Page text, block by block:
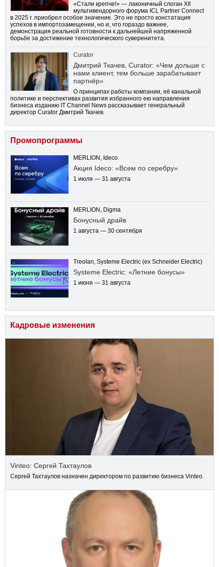
«Стали крепче!» — лаконичный слоган XII
мультивендорного форума ICL Partner Connect
в 2025 г. приобрел особое значение. Это не просто констатация
успехов в импортозамещении, но и, что гораздо важнее,
демонстрация реальной готовности к дальнейшей напряженной
борьбе за достижение технологического суверенитета.
Curator
Дмитрий Ткачев, Curator: «Чем дольше с
нами клиент, тем больше зарабатывает
партнёр»
О принципах работы компании, её канальной
политике и перспективах развития избранного ею направления
бизнеса изданию IT Channel News рассказывает генеральный
директор Curator Дмитрий Ткачев.
Промопрограммы
MERLION, Ideco
Акция Ideco: «Всем по серебру»
1 июля — 31 августа
MERLION, Digma
Бонусный драйв
1 августа — 30 сентября
Treolan, Systeme Electric (ex Schneider Electric)
Systeme Electric: «Летние бонусы»
1 июня — 31 августа
Кадровые изменения
Vinteo: Сергей Тахтаулов
Сергей Тахтаулов назначен директором по развитию бизнеса Vinteo.